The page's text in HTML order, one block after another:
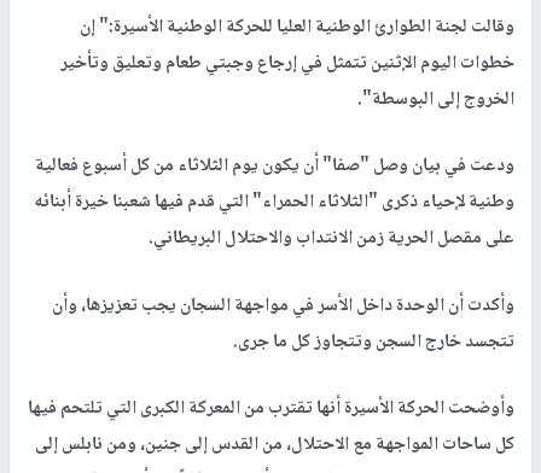
وقالت لجنة الطوارئ الوطنية العليا للحركة الوطنية الأسيرة:" إن
خطوات اليوم الإثنين تتمثل في إرجاع وجبتي طعام وتعليق وتأخير
الخروج إلى البوسطة".
ودعت في بيان وصل "صفا" أن يكون يوم الثلاثاء من كل أسبوع فعالية
وطنية لإحياء ذكرى "الثلاثاء الحمراء" التي قدم فيها شعبنا خيرة أبنائه
على مقصل الحرية زمن الانتداب والاحتلال البريطاني.
وأكدت أن الوحدة داخل الأسر في مواجهة السجان يجب تعزيزها، وأن
تتجسد خارج السجن وتتجاوز كل ما جرى.
وأوضحت الحركة الأسيرة أنها تقترب من المعركة الكبرى التي تلتحم فيها
كل ساحات المواجهة مع الاحتلال، من القدس إلى جنين، ومن نابلس إلى